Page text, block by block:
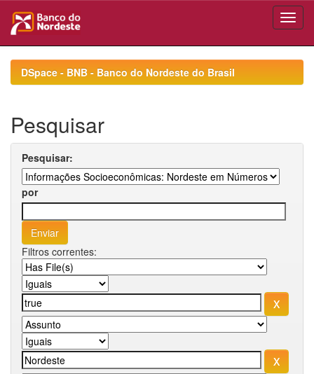
navigationDSpace - BNB - Banco do Nordeste do Brasil
Pesquisar
Pesquisar:
por
Filtros correntes: